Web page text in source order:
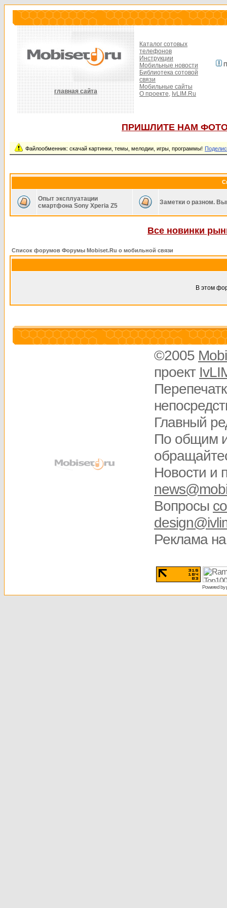
главная сайта
Каталог сотовых
телефонов
Инструкции
Мобильные новости
Библиотека сотовой
связи
Мобильные сайты
О проекте, IvLIM.Ru
ПРИШЛИТЕ НАМ
Файлообменник: скачай картинки, темы, мелодии, игры, программы!
Опыт эксплуатации
смартфона Sony Xperia Z5
Заметки о разном.
Все новинки
Список форумов Форумы Mobiset.Ru о мобильной связи
В этом
©2005
проект
Главный
По общим
Новости и
Вопросы
Реклама
Powered by